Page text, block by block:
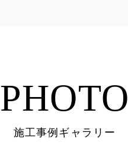
PHOTO
施工事例ギャラリー